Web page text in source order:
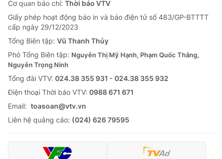
Cơ quan báo chí: Thời báo VTV
Giấy phép hoạt động báo in và báo điện tử số 483/GP-BTTTT
cấp ngày 29/12/2023
Tổng Biên tập: Vũ Thanh Thủy
Phó Tổng Biên tập: Nguyễn Thị Mỹ Hạnh, Phạm Quốc Thắng,
Nguyễn Trọng Ninh
Tổng đài VTV: 024.38 355 931 - 024.38 355 932
Ðiện thoại Thời báo VTV: 0988 671 671
Email: toasoan@vtv.vn
Liên hệ quảng cáo: (024) 626 79595